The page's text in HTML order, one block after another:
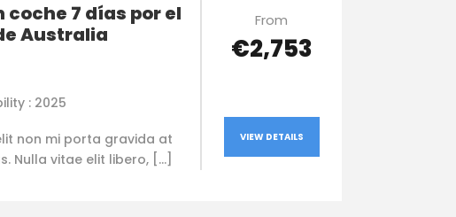
coche 7 días por el
Australia
: 2025
non mi porta gravida at
Nulla vitae elit libero, […]
From
€2,753
VIEW DETAILS